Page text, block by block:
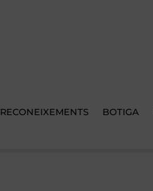
RECONEIXEMENTS BOTIGA